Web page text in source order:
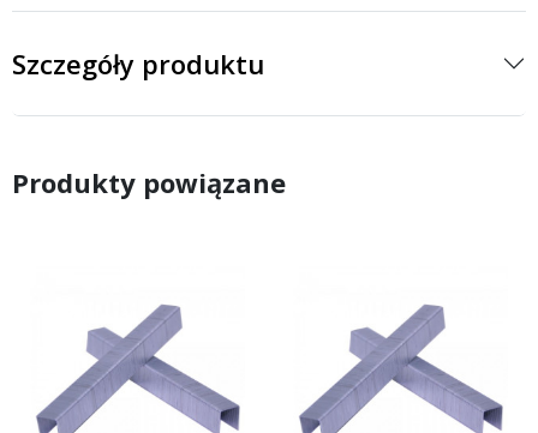
Szczegóły produktu
Produkty powiązane